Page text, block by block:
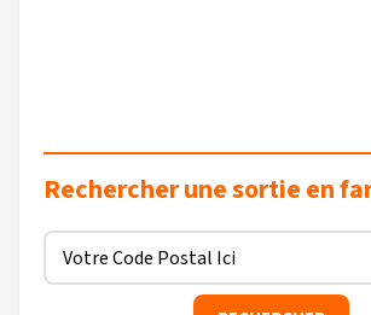
Rechercher une sortie en